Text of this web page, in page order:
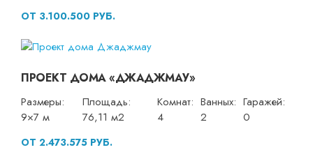
ОТ 3.100.500 РУБ.
ПРОЕКТ ДОМА «ДЖАДЖМАУ»
Размеры:
9×7 м
Площадь:
76,11 м2
Комнат:
4
Ванных:
2
Гаражей:
0
ОТ 2.473.575 РУБ.